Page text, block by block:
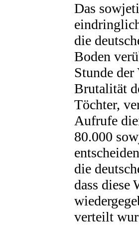
Das
die
Boden
Stunde
Brutalität
Töchter,
Aufrufe
80.000
die
dass diese
verteilt